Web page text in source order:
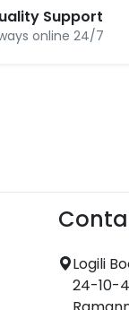
Support
online 24/7
Logili
24-10-